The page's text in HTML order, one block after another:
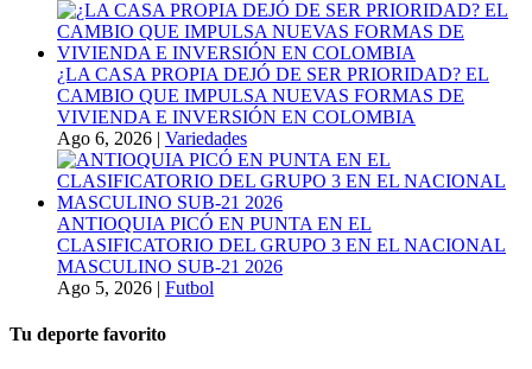
¿LA CASA PROPIA DEJÓ DE SER PRIORIDAD? EL
CAMBIO QUE IMPULSA NUEVAS FORMAS DE
VIVIENDA E INVERSIÓN EN COLOMBIA
Ago 6, 2026 | Variedades
ANTIOQUIA PICÓ EN PUNTA EN EL
CLASIFICATORIO DEL GRUPO 3 EN EL NACIONAL
MASCULINO SUB-21 2026
Ago 5, 2026 | Futbol
Tu deporte favorito